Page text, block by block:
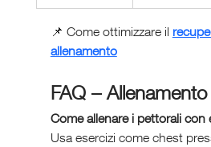
📌 Come ottimizzare il
allenamento
FAQ –
Come allenare i pettorali con
Usa esercizi come chest